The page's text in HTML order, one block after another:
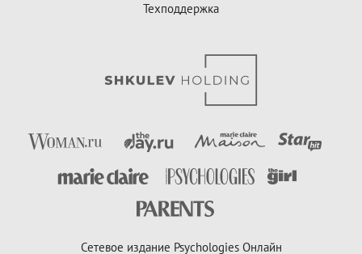
Техподдержка
Сетевое издание Psychologies Онлайн